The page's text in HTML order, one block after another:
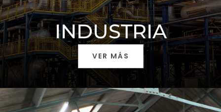
INDUSTRIA
VER MÁS